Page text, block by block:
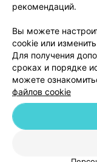
© 2026 ООО «Артокс
рекомендаций.
Вы можете
cookie или
Для получения
сроках и порядке
можете
файлов cookie